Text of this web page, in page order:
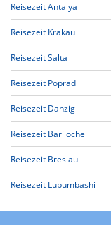
Reisezeit Antalya
Reisezeit Krakau
Reisezeit Salta
Reisezeit Poprad
Reisezeit Danzig
Reisezeit Bariloche
Reisezeit Breslau
Reisezeit Lubumbashi